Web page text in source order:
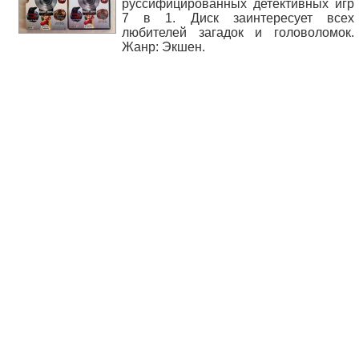
руссифицированных детективных игр
7 в 1. Диск заинтересует всех
любителей загадок и головоломок.
Жанр: Экшен.